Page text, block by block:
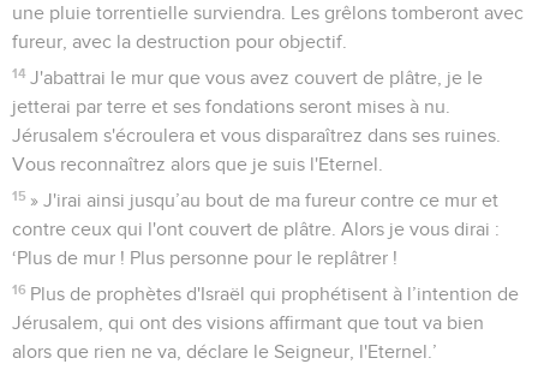
une pluie torrentielle surviendra. Les grêlons tomberont avec
fureur, avec la destruction pour objectif.
14 J'abattrai le mur que vous avez couvert de plâtre, je le
jetterai par terre et ses fondations seront mises à nu.
Jérusalem s'écroulera et vous disparaîtrez dans ses ruines.
Vous reconnaîtrez alors que je suis l'Eternel.
15 » J'irai ainsi jusqu’au bout de ma fureur contre ce mur et
contre ceux qui l'ont couvert de plâtre. Alors je vous dirai :
‘Plus de mur ! Plus personne pour le replâtrer !
16 Plus de prophètes d'Israël qui prophétisent à l’intention de
Jérusalem, qui ont des visions affirmant que tout va bien
alors que rien ne va, déclare le Seigneur, l'Eternel.’